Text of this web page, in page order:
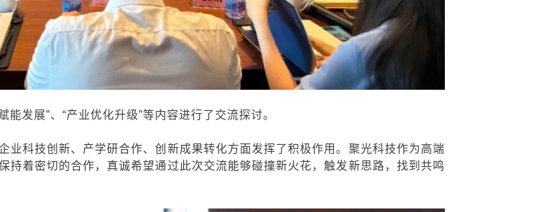
发展”、“产业优化升级”等内容进行了交流探讨。
科技创新、产学研合作、创新成果转化方面发挥了积极作用。 聚光科技作为高端
持着密切的合作，真诚希望通过此次交流能够碰撞新火花，触发新思路，找到共鸣